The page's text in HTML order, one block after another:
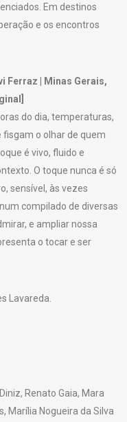
Em destinos
e os encontros
Ferraz | Minas Gerais,
do dia, temperaturas,
o olhar de quem
é vivo, fluido e
O toque nunca é só
sensível, às vezes
compilado de diversas
e ampliar nossa
o tocar e ser
Lavareda.
Renato Gaia, Mara
Marília Nogueira da Silva